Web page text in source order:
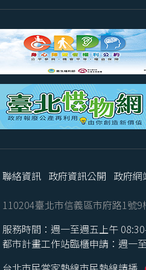
聯絡資訊 政府資訊公開 政府網
110204臺北市信義區市府路1號9
服務時間：週一至週五上午
都市計畫工作站臨櫃申請：週一